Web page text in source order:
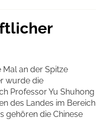
Mal an der Spitze
wurde die
Professor Yu Shuhong
des Landes im Bereich
gehören die Chinese